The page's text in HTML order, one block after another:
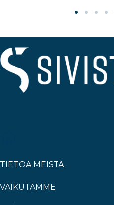
TIETOA MEISTÄ
VAIKUTAMME